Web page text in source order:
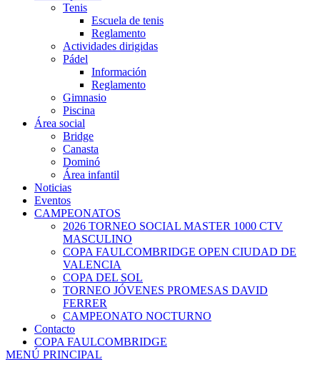
Tenis
Escuela de tenis
Reglamento
Actividades dirigidas
Pádel
Información
Reglamento
Gimnasio
Piscina
Área social
Bridge
Canasta
Dominó
Área infantil
Noticias
Eventos
CAMPEONATOS
2026 TORNEO SOCIAL MASTER 1000 CTV
MASCULINO
COPA FAULCOMBRIDGE OPEN CIUDAD DE
VALENCIA
COPA DEL SOL
TORNEO JÓVENES PROMESAS DAVID
FERRER
CAMPEONATO NOCTURNO
Contacto
COPA FAULCOMBRIDGE
MENÚ PRINCIPAL